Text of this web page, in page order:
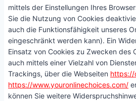
mittels der Einstellungen Ihres
Sie die Nutzung von Cookies
auch die Funktionsfähigkeit unseres
eingeschränkt werden kann). Ein
Einsatz von Cookies zu Zwecken des
auch mittels einer Vielzahl von
Trackings, über die Webseiten https://
https://www.youronlinechoices.com/
können Sie weitere